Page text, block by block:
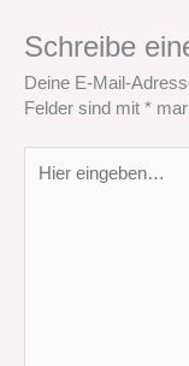
Schreibe
Deine E-Mail-
Felder sind mit *
eingeben…